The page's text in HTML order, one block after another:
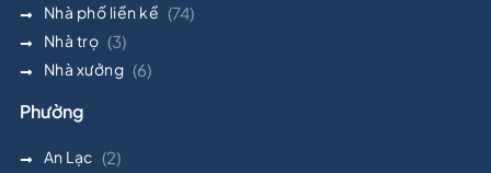
Nhà phố liền kề (74)
Nhà trọ (3)
Nhà xưởng (6)
Phường
An Lạc (2)